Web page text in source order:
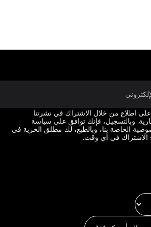
اطلاع من خلال الاشتراك في نشرتنا
وبالتسجيل، فإنك توافق على سياسة
الخاصة بنا، وبالطبع، لك مطلق الحرية في
الاشتراك في أي وقت.